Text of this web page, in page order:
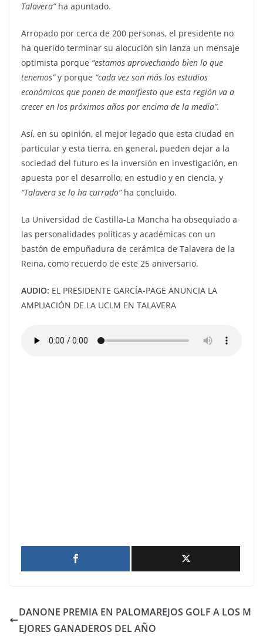
Talavera”ha apuntado.
Arropado por cerca de 200 personas, el presidente no
ha querido terminar su alocución sin lanza un mensaje
optimista porque “estamos aprovechando bien lo que
tenemos”y porque “cada vez son más los estudios
económicos que ponen de manifiesto que esta región va a
crecer en los próximos años por encima de la media”.
Así, en su opinión, el mejor legado que esta ciudad en
particular y esta tierra, en general, pueden dejar a la
sociedad del futuro es la inversión en investigación, en
apuesta por el desarrollo, en estudio y en ciencia, y
“Talavera se lo ha currado”ha concluido.
La Universidad de Castilla-La Mancha ha obsequiado a
las personalidades políticas y académicas con un
bastón de empuñadura de cerámica de Talavera de la
Reina, como recuerdo de este 25 aniversario.
AUDIO: EL PRESIDENTE GARCÍA-PAGE ANUNCIA LA
AMPLIACIÓN DE LA UCLM EN TALAVERA
DANONE PREMIA EN PALOMAREJOS GOLF A LOS M
EJORES GANADEROS DEL AÑO